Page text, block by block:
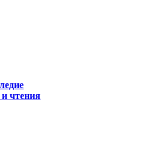
чтения